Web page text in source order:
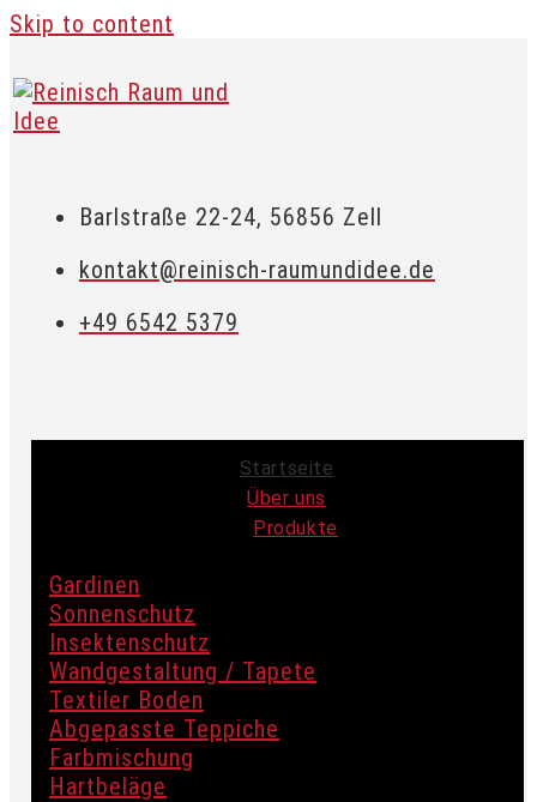
Skip to content
Barlstraße 22-24, 56856 Zell
kontakt@reinisch-raumundidee.de
+49 6542 5379
Startseite
Über uns
Produkte
Gardinen
Sonnenschutz
Insektenschutz
Wandgestaltung / Tapete
Textiler Boden
Abgepasste Teppiche
Farbmischung
Hartbeläge